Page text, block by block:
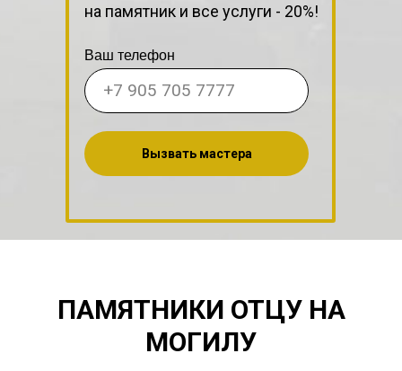
на памятник и все услуги - 20%!
Ваш телефон
Вызвать мастера
ПАМЯТНИКИ ОТЦУ НА
МОГИЛУ